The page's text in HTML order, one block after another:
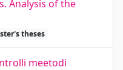
Analysis of the
theses
meetodi